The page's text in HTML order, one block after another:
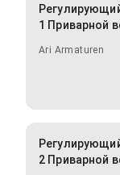
1 Приварной
Ari Armaturen
2 Приварной